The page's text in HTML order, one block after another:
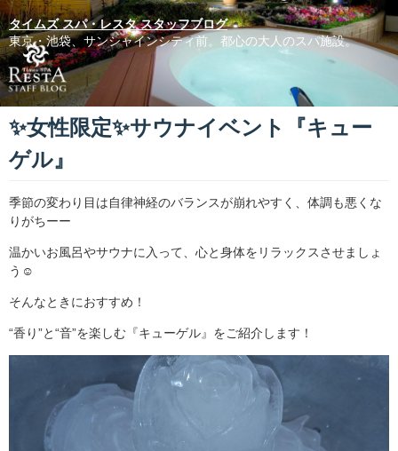
タイムズ スパ・レスタ スタッフブログ
東京・池袋、サンシャインシティ前。都心の大人のスパ施設。
✨女性限定✨サウナイベント『キュー
ゲル』
季節の変わり目は自律神経のバランスが崩れやすく、体調も悪くな
りがちーー
温かいお風呂やサウナに入って、心と身体をリラックスさせましょ
う☺️
そんなときにおすすめ！
“香り”と“音”を楽しむ『キューゲル』をご紹介します！